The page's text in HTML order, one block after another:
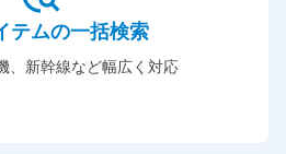
テムの一括検索
、新幹線など幅広く対応